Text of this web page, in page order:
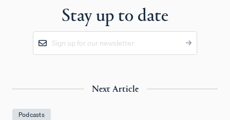
Stay up to date
Next Article
Podcasts